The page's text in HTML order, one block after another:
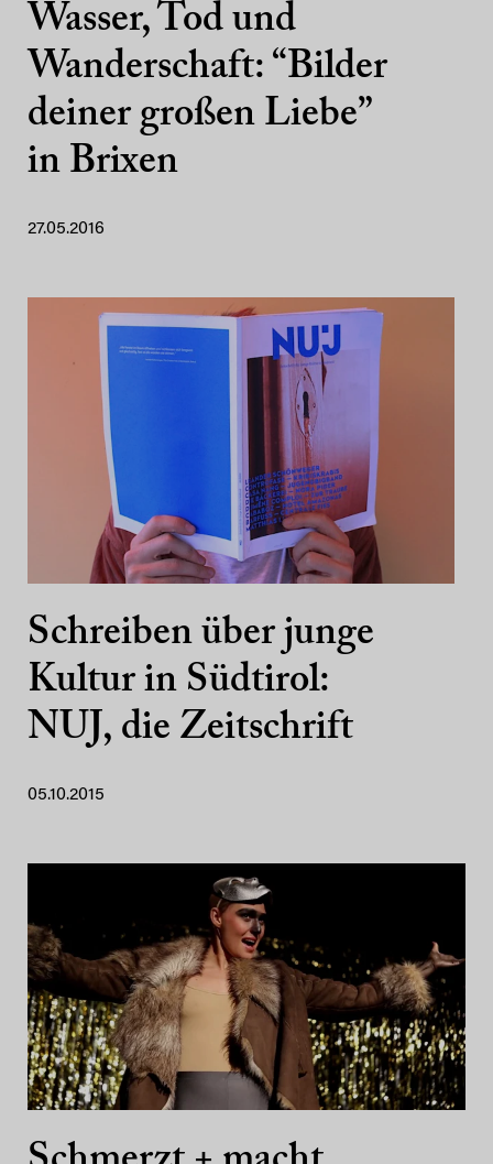
Wasser, Tod und
Wanderschaft: “Bilder
deiner großen Liebe”
in Brixen
27.05.2016
Schreiben über junge
Kultur in Südtirol:
NUJ, die Zeitschrift
05.10.2015